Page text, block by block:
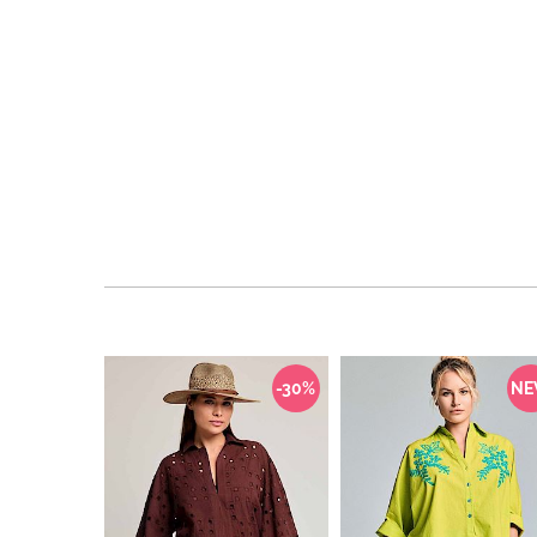
-30%